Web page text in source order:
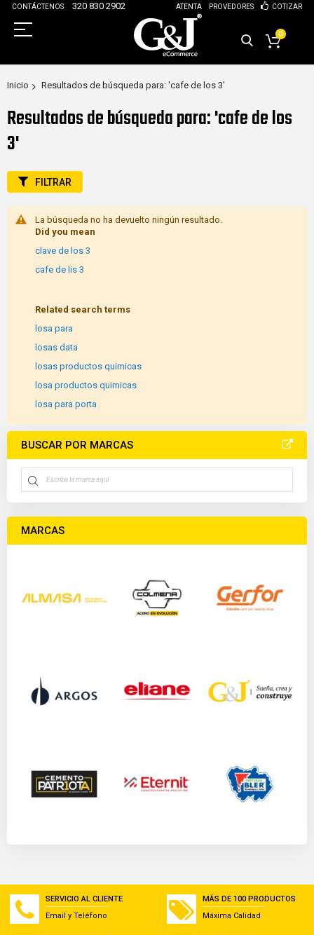
CONTÁCTENOS 320 830 2902 ATENTA PROVEDORES COTIZAR
0
Inicio Resultados de búsqueda para: 'cafe de los 3'
Resultados de búsqueda para: 'cafe de los
3'
La búsqueda no ha devuelto ningún resultado.
Did you mean
clave de los 3
cafe de lis 3
Related search terms
losa para
losas data
losas productos quimicas
losa productos quimicas
losa para porta
FILTRAR
BUSCAR POR MARCAS
MARCAS
SERVICIO AL CLIENTE
Email y Teléfono
MÁS DE 100 PRODUCTOS
Máxima Calidad